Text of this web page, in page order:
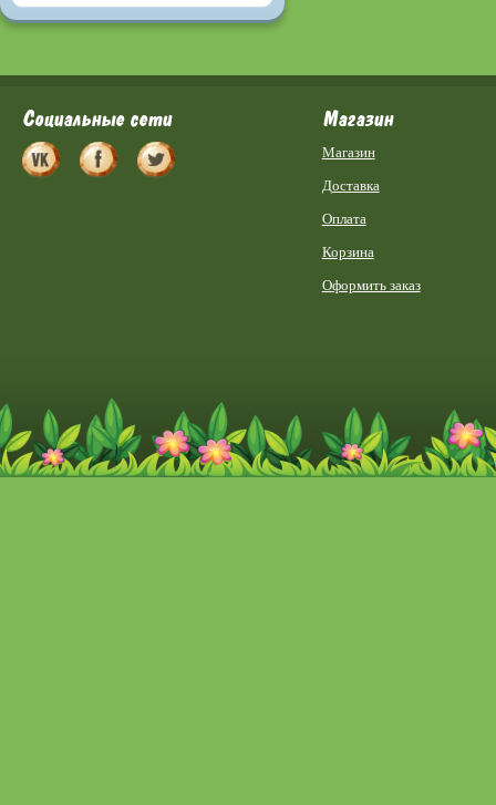
Социальные сети Магазин
Магазин
Доставка
Оплата
Корзина
Оформить заказ